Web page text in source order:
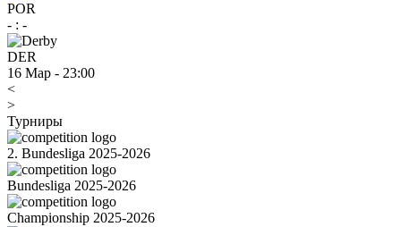
POR
- : -
DER
16 Мар - 23:00
<
>
Турниры
2. Bundesliga 2025-2026
Bundesliga 2025-2026
Championship 2025-2026